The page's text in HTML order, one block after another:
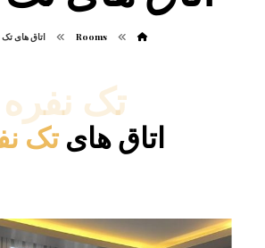
Rooms اتاق های تک
تک نفره
اتاق های تک